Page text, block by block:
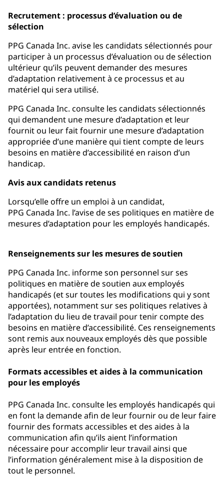
Recrutement : processus d’évaluation ou de
sélection
PPG Canada Inc. avise les candidats sélectionnés pour
participer à un processus d’évaluation ou de sélection
ultérieur qu’ils peuvent demander des mesures
d’adaptation relativement à ce processus et au
matériel qui sera utilisé.
PPG Canada Inc. consulte les candidats sélectionnés
qui demandent une mesure d’adaptation et leur
fournit ou leur fait fournir une mesure d’adaptation
appropriée d’une manière qui tient compte de leurs
besoins en matière d’accessibilité en raison d’un
handicap.
Avis aux candidats retenus
Lorsqu’elle offre un emploi à un candidat,
PPG Canada Inc. l’avise de ses politiques en matière de
mesures d’adaptation pour les employés handicapés.
Renseignements sur les mesures de soutien
PPG Canada Inc. informe son personnel sur ses
politiques en matière de soutien aux employés
handicapés (et sur toutes les modifications qui y sont
apportées), notamment sur ses politiques relatives à
l’adaptation du lieu de travail pour tenir compte des
besoins en matière d’accessibilité. Ces renseignements
sont remis aux nouveaux employés dès que possible
après leur entrée en fonction.
Formats accessibles et aides à la communication
pour les employés
PPG Canada Inc. consulte les employés handicapés qui
en font la demande afin de leur fournir ou de leur faire
fournir des formats accessibles et des aides à la
communication afin qu’ils aient l’information
nécessaire pour accomplir leur travail ainsi que
l’information généralement mise à la disposition de
tout le personnel.